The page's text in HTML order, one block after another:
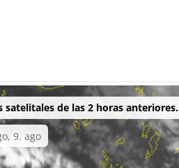
satelitales de las 2 horas anteriores.
9. ago